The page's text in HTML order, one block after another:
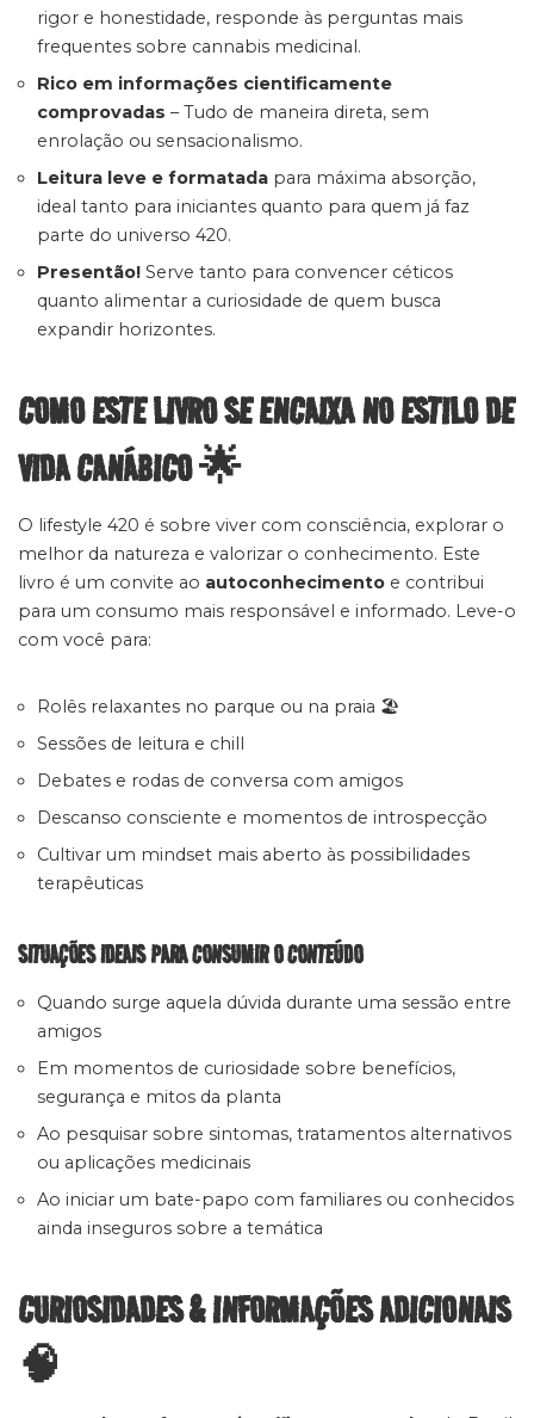
rigor e honestidade, responde às perguntas mais
frequentes sobre cannabis medicinal.
Rico em informações cientificamente
comprovadas – Tudo de maneira direta, sem
enrolação ou sensacionalismo.
Leitura leve e formatada para máxima absorção,
ideal tanto para iniciantes quanto para quem já faz
parte do universo 420.
Presentão! Serve tanto para convencer céticos
quanto alimentar a curiosidade de quem busca
expandir horizontes.
COMO ESTE LIVRO SE ENCAIXA NO ESTILO DE
VIDA CANÁBICO 🌟
O lifestyle 420 é sobre viver com consciência, explorar o
melhor da natureza e valorizar o conhecimento. Este
livro é um convite ao autoconhecimento e contribui
para um consumo mais responsável e informado. Leve-o
com você para:
Rolês relaxantes no parque ou na praia 🏖️
Sessões de leitura e chill
Debates e rodas de conversa com amigos
Descanso consciente e momentos de introspecção
Cultivar um mindset mais aberto às possibilidades
terapêuticas
SITUAÇÕES IDEAIS PARA CONSUMIR O CONTEÚDO
Quando surge aquela dúvida durante uma sessão entre
amigos
Em momentos de curiosidade sobre benefícios,
segurança e mitos da planta
Ao pesquisar sobre sintomas, tratamentos alternativos
ou aplicações medicinais
Ao iniciar um bate-papo com familiares ou conhecidos
ainda inseguros sobre a temática
CURIOSIDADES & INFORMAÇÕES ADICIONAIS
🧠